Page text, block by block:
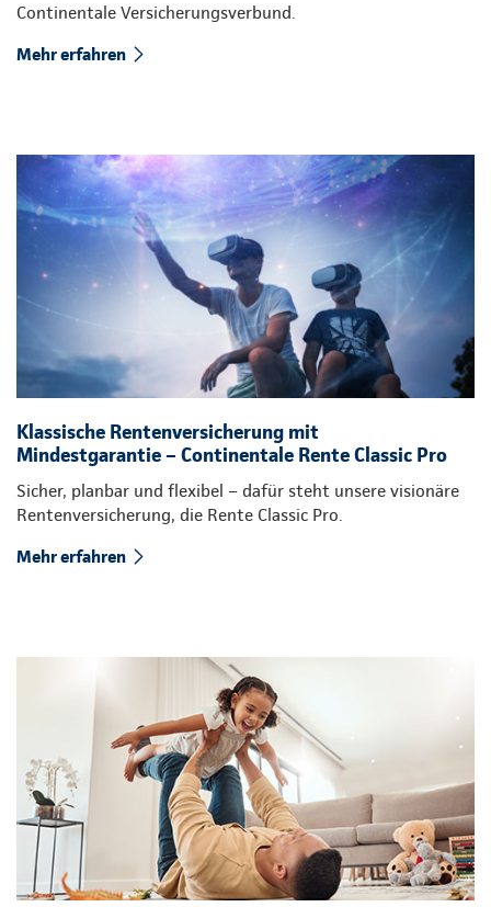
Continentale Versicherungsverbund.
Mehr erfahren
Klassische Rentenversicherung mit
Mindestgarantie – Continentale Rente Classic Pro
Sicher, planbar und flexibel – dafür steht unsere visionäre
Rentenversicherung, die Rente Classic Pro.
Mehr erfahren